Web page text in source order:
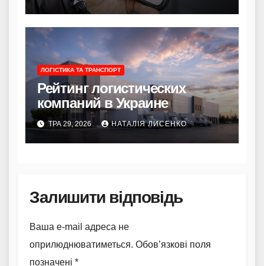
ЛОГІСТИКА ТА ТРАНСПОРТ
Рейтинг логистических
компаний в Украине
ТРА 29, 2026 НАТАЛІЯ ЛИСЕНКО
Залишити відповідь
Ваша e-mail адреса не
оприлюднюватиметься. Обов’язкові поля
позначені *